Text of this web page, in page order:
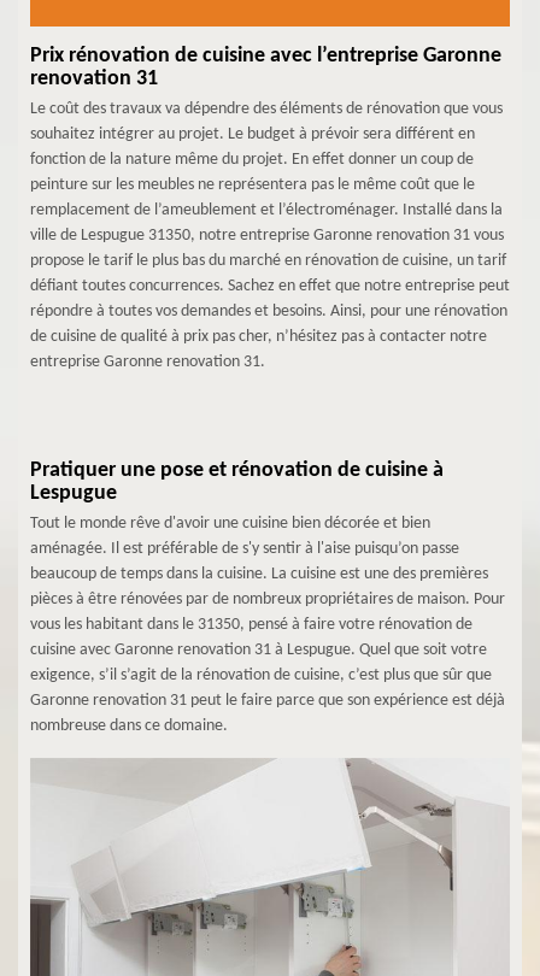
Prix rénovation de cuisine avec l’entreprise Garonne
renovation 31
Le coût des travaux va dépendre des éléments de rénovation que vous
souhaitez intégrer au projet. Le budget à prévoir sera différent en
fonction de la nature même du projet. En effet donner un coup de
peinture sur les meubles ne représentera pas le même coût que le
remplacement de l’ameublement et l’électroménager. Installé dans la
ville de Lespugue 31350, notre entreprise Garonne renovation 31 vous
propose le tarif le plus bas du marché en rénovation de cuisine, un tarif
défiant toutes concurrences. Sachez en effet que notre entreprise peut
répondre à toutes vos demandes et besoins. Ainsi, pour une rénovation
de cuisine de qualité à prix pas cher, n’hésitez pas à contacter notre
entreprise Garonne renovation 31.
Pratiquer une pose et rénovation de cuisine à
Lespugue
Tout le monde rêve d'avoir une cuisine bien décorée et bien
aménagée. Il est préférable de s'y sentir à l'aise puisqu’on passe
beaucoup de temps dans la cuisine. La cuisine est une des premières
pièces à être rénovées par de nombreux propriétaires de maison. Pour
vous les habitant dans le 31350, pensé à faire votre rénovation de
cuisine avec Garonne renovation 31 à Lespugue. Quel que soit votre
exigence, s’il s’agit de la rénovation de cuisine, c’est plus que sûr que
Garonne renovation 31 peut le faire parce que son expérience est déjà
nombreuse dans ce domaine.